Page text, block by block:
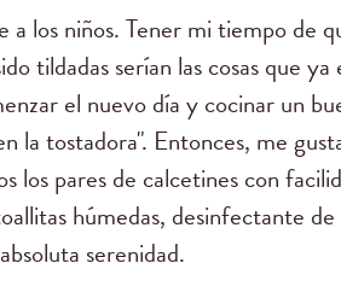
a los niños. Tener mi tiempo de
tildadas serían las cosas que
el nuevo día y cocinar un
la tostadora". Entonces, me
pares de calcetines con
húmedas, desinfectante
serenidad.